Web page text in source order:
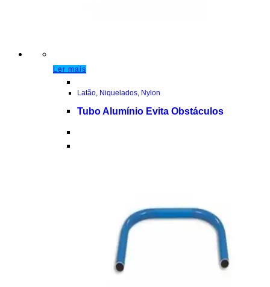
Ler mais
Latão Niquelados Nylon
Tubo Alumínio Evita Obstáculos